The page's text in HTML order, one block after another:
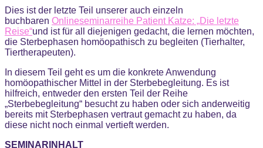
Dies ist der letzte Teil unserer auch einzeln
buchbaren Onlineseminarreihe Patient Katze: „Die letzte
Reise“und ist für all diejenigen gedacht, die lernen möchten,
die Sterbephasen homöopathisch zu begleiten (Tierhalter,
Tiertherapeuten).
In diesem Teil geht es um die konkrete Anwendung
homöopathischer Mittel in der Sterbebegleitung. Es ist
hilfreich, entweder den ersten Teil der Reihe
„Sterbebegleitung“ besucht zu haben oder sich anderweitig
bereits mit Sterbephasen vertraut gemacht zu haben, da
diese nicht noch einmal vertieft werden.
SEMINARINHALT